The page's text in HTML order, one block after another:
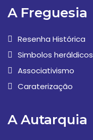
A Freguesia
Resenha Histórica
Simbolos heráldicos
Associativismo
Caraterização
A Autarquia